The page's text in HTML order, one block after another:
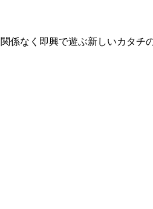
なく即興で遊ぶ新しいカタチ